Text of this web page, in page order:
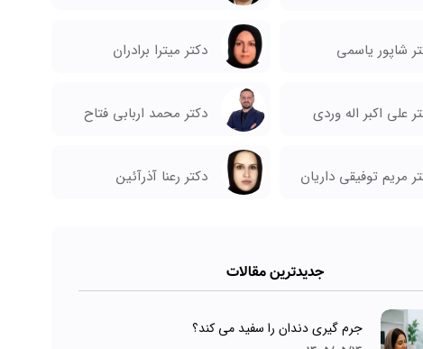
شاپور یاسمی دکتر میترا برادران
علی اکبر اله وردی دکتر محمد اربابی فتاح
مریم توفیقی داریان دکتر رعنا آذرآئین
جدیدترین مقالات
جرم گیری دندان را سفید می کند؟